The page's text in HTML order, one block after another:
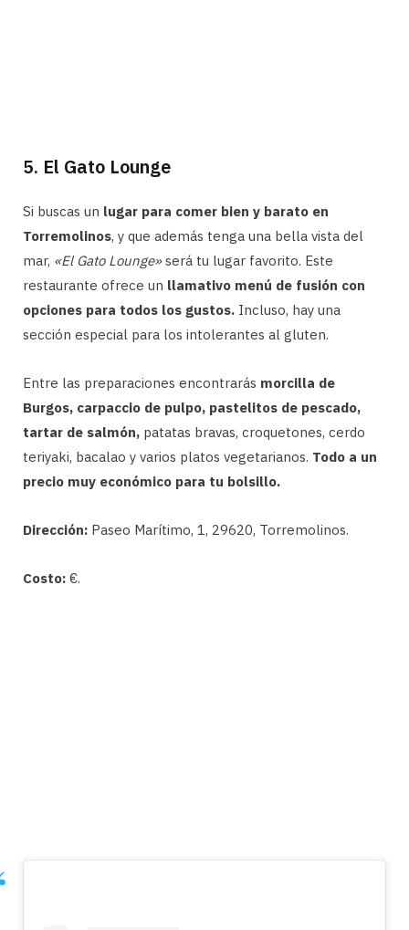
5. El Gato Lounge
Si buscas un lugar para comer bien y barato en
Torremolinos, y que además tenga una bella vista del
mar, «El Gato Lounge»será tu lugar favorito. Este
restaurante ofrece un llamativo menú de fusión con
opciones para todos los gustos. Incluso, hay una
sección especial para los intolerantes al gluten.
Entre las preparaciones encontrarás morcilla de
Burgos, carpaccio de pulpo, pastelitos de pescado,
tartar de salmón, patatas bravas, croquetones, cerdo
teriyaki, bacalao y varios platos vegetarianos. Todo a un
precio muy económico para tu bolsillo.
Dirección: Paseo Marítimo, 1, 29620, Torremolinos.
Costo: €.